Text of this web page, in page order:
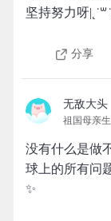
坚持努力呀
分享
无敌大头
祖国母亲
没有什么是做
球上的所有问
✨